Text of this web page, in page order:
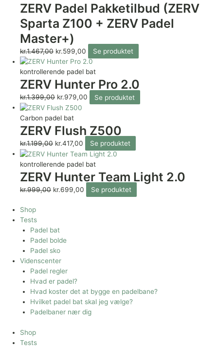
ZERV Padel Pakketilbud (ZERV
Sparta Z100 + ZERV Padel
Master+)
kr.1.467,00 kr.599,00 Se produktet
kontrollerende padel bat
ZERV Hunter Pro 2.0
kr.1.399,00 kr.979,00 Se produktet
Carbon padel bat
ZERV Flush Z500
kr.1.199,00 kr.417,00 Se produktet
kontrollerende padel bat
ZERV Hunter Team Light 2.0
kr.999,00 kr.699,00 Se produktet
Shop
Tests
Padel bat
Padel bolde
Padel sko
Videnscenter
Padel regler
Hvad er padel?
Hvad koster det at bygge en padelbane?
Hvilket padel bat skal jeg vælge?
Padelbaner nær dig
Shop
Tests